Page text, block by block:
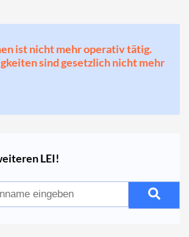
ist nicht mehr operativ tätig.
sind gesetzlich nicht mehr
LEI!